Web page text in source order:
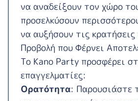
να αναδείξουν τον χώρο
προσελκύσουν
να αυξήσουν τις κρατήσεις
Προβολή που Φέρνει
Το Kano Party προσφέρει
επαγγελματίες:
Ορατότητα: Παρουσιάστε